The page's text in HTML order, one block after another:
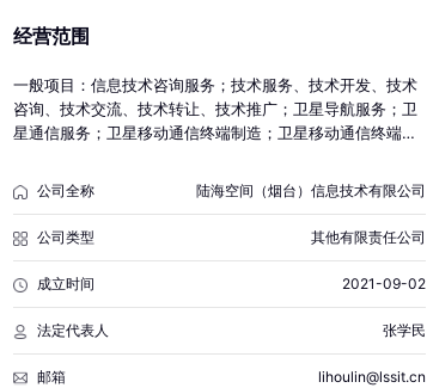
经营范围
一般项目：信息技术咨询服务；技术服务、技术开发、技术
咨询、技术交流、技术转让、技术推广；卫星导航服务；卫
星通信服务；卫星移动通信终端制造；卫星移动通信终端销
终端制造；导航终端销售；通信设备制造；地理遥感信息服
务；卫星导航多模增强应用服务系统集成；网络设备制造；
网络设备销售；导航、测绘、气象及海洋专用仪器销售；信
息系统集成服务；卫星遥感应用系统集成。（除依法须经批
准的项目外，凭营业执照依法自主开展经营活动）
公司全称 陆海空间（烟台）信息技术有限公司
公司类型 其他有限责任公司
成立时间 2021-09-02
法定代表人 张学民
邮箱 lihoulin@lssit.cn